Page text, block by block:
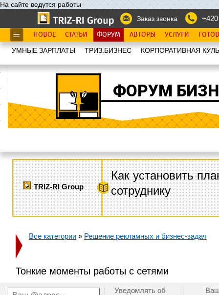
На сайте ведутся работы
Заказ звонка
НОВОЕ СТАТЬИ ФОРУМ АВТОРЫ УСЛУГИ
УМНЫЕ ЗАРПЛАТЫ ТРИЗ.БИЗНЕС КОРПОРАТИВНАЯ
ФОРУМ
TRIZ-RI Group
Как установить
сотруднику
Все категории » Решение рекламных и бизнес-задач
Тонкие моменты работы с сетями
Уведомлять об